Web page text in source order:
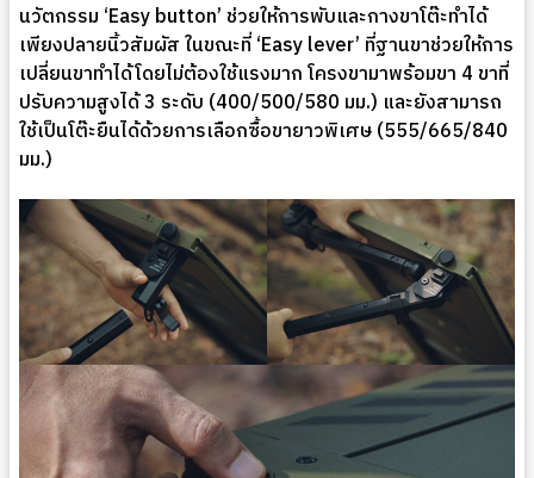
นวัตกรรม ‘Easy button’ ช่วยให้การพับและกางขาโต๊ะทำได้
เพียงปลายนิ้วสัมผัส ในขณะที่ ‘Easy lever’ ที่ฐานขาช่วยให้การ
เปลี่ยนขาทำได้โดยไม่ต้องใช้แรงมาก โครงขามาพร้อมขา 4 ขาที่
ปรับความสูงได้ 3 ระดับ (400/500/580 มม.) และยังสามารถ
ใช้เป็นโต๊ะยืนได้ด้วยการเลือกซื้อขายาวพิเศษ (555/665/840
มม.)